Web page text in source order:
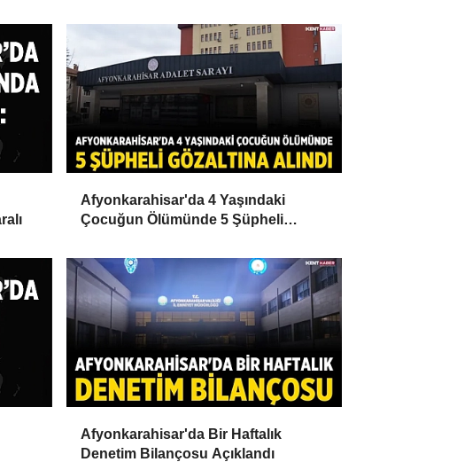
Afyonkarahisar'da 4 Yaşındaki
Çocuğun Ölümünde 5 Şüpheli
Afyonkarahisar'da Bir Haftalık
Denetim Bilançosu Açıklandı